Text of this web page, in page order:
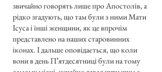
звичайно говорять лише про Апостолів, а
рідко згадують, що там були з ними Мати
Ісуса і інші женщини, як це впрочім
представлено на наших старовинних
іконах. І дальше оповідається, що коли
вони в день Пʼятдесятниці були на тому